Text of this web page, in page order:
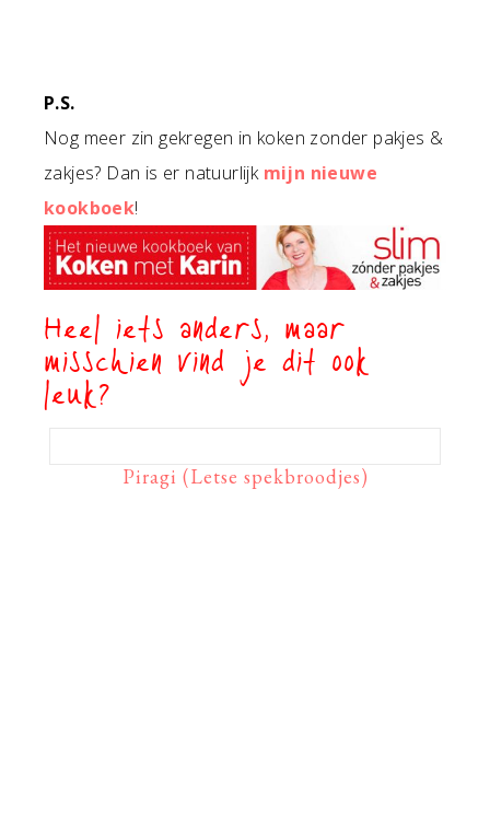
P.S.
Nog meer zin gekregen in koken zonder pakjes &
zakjes? Dan is er natuurlijk mijn nieuwe
kookboek!
Heel iets anders, maar
misschien vind je dit ook
leuk?
Piragi (Letse spekbroodjes)